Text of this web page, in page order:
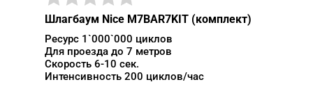
Шлагбаум Nice M7BAR7KIT (комплект)
Ресурс 1`000`000 циклов
Для проезда до 7 метров
Скорость 6-10 сек.
Интенсивность 200 циклов/час